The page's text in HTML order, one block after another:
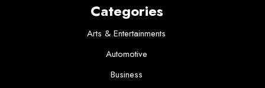
Categories
Arts & Entertainments
Automotive
Business